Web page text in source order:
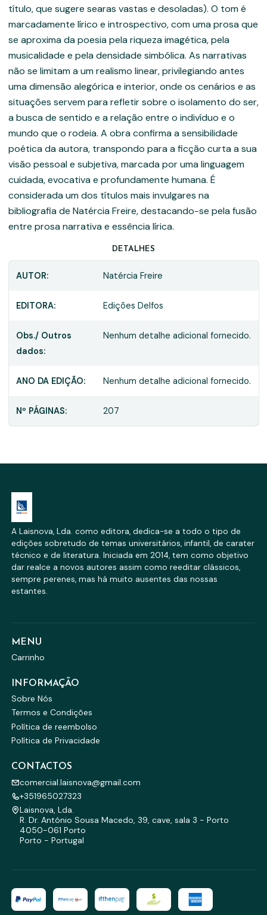
título, que sugere searas vastas e desoladas). O tom é
marcadamente lírico e introspectivo, com uma prosa que
se aproxima da poesia pela riqueza imagética, pela
musicalidade e pela densidade simbólica. As narrativas
não se limitam a um realismo linear, privilegiando antes
uma dimensão alegórica e interior, onde os cenários e as
situações servem para refletir sobre o isolamento do ser,
a busca de sentido e a relação entre o indivíduo e o
mundo que o rodeia. A obra confirma a sensibilidade
poética da autora, transpondo para a ficção curta a sua
visão pessoal e subjetiva, marcada por uma linguagem
cuidada, evocativa e profundamente humana. É
considerada um dos títulos mais invulgares na
bibliografia de Natércia Freire, destacando-se pela fusão
entre prosa narrativa e essência lírica.
DETALHES
AUTOR: Natércia Freire
EDITORA: Edições Delfos
Obs./ Outros
dados:
Nenhum detalhe adicional fornecido.
ANO DA EDIÇÃO: Nenhum detalhe adicional fornecido.
Nº PÁGINAS: 207
A Laisnova, Lda. como editora, dedica-se a todo o tipo de
edições sobretudo de temas universitários, infantil, de carater
técnico e de literatura. Iniciada em 2014, tem como objetivo
dar realce a novos autores assim como reeditar clássicos,
sempre perenes, mas há muito ausentes das nossas
estantes.
MENU
Carrinho
INFORMAÇÃO
Sobre Nós
Termos e Condições
Política de reembolso
Política de Privacidade
CONTACTOS
comercial.laisnova@gmail.com
+351965027323
Laisnova, Lda.
R. Dr. António Sousa Macedo, 39, cave, sala 3 - Porto
4050-061 Porto
Porto - Portugal